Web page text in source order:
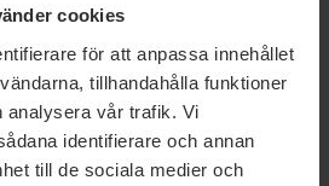
cookies
för att anpassa innehållet
tillhandahålla funktioner
analysera vår trafik. Vi
identifierare och annan
till de sociala medier och
nej till arméer och vapen –
och feminism.
05/13/kvinnovald-ar-ocksa-